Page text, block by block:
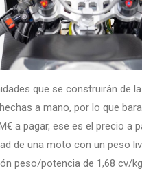
que se construirán de
a mano, por lo que
a pagar, ese es el precio a
de una moto con un peso
peso/potencia de 1,68 cv/